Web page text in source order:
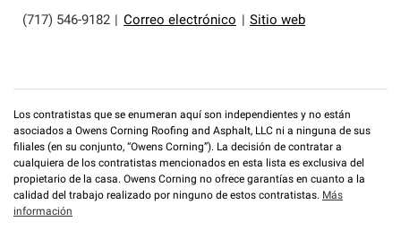
(717) 546-9182 Correo electrónico Sitio web
Los contratistas que se enumeran aquí son independientes y no están
asociados a Owens Corning Roofing and Asphalt, LLC ni a ninguna de sus
filiales (en su conjunto, “Owens Corning”). La decisión de contratar a
cualquiera de los contratistas mencionados en esta lista es exclusiva del
propietario de la casa. Owens Corning no ofrece garantías en cuanto a la
calidad del trabajo realizado por ninguno de estos contratistas. Más
información